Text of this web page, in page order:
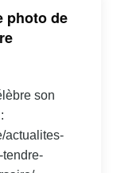
photo de
son
actualites-